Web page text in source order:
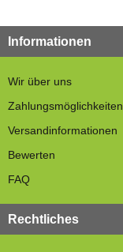
Informationen
Wir über uns
Zahlungsmöglichkeiten
Versandinformationen
Bewerten
FAQ
Rechtliches